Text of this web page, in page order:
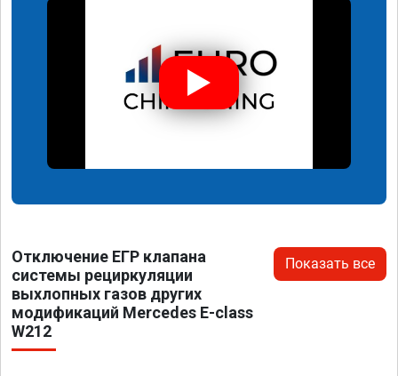
Отключение ЕГР клапана
системы рециркуляции
выхлопных газов других
модификаций Mercedes E-class
W212
Показать все